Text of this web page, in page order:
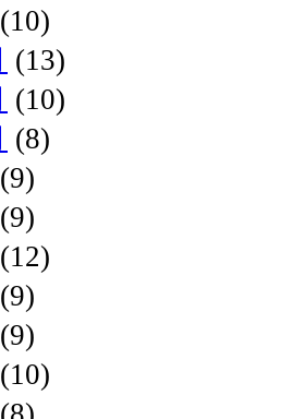
(10)
(13)
(10)
(8)
(9)
(9)
(12)
(9)
(9)
(10)